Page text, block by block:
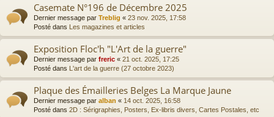
Casemate N°196 de Décembre 2025
Dernier message par Treblig « 23 nov. 2025, 17:58
Posté dans Les magazines et articles
Exposition Floc'h "L'Art de la guerre"
Dernier message par freric « 21 oct. 2025, 17:25
Posté dans L'art de la guerre (27 octobre 2023)
Plaque des Émailleries Belges La Marque Jaune
Dernier message par alban « 14 oct. 2025, 16:58
Posté dans 2D : Sérigraphies, Posters, Ex-libris divers, Cartes Postales, etc